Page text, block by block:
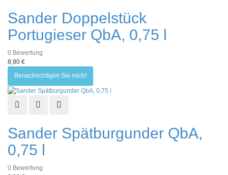
Sander Doppelstück
Portugieser QbA, 0,75 l
0 Bewertung
8,90 €
Benachrichtigen Sie mich!
SchnellansichtZur Wunschliste hinzufügen
Sander Spätburgunder QbA,
0,75 l
0 Bewertung